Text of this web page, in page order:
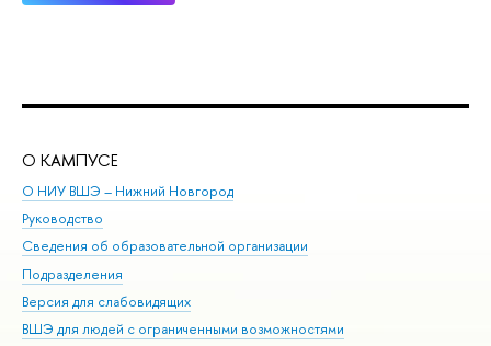
О КАМПУСЕ
О НИУ ВШЭ – Нижний Новгород
Руководство
Сведения об образовательной организации
Подразделения
Версия для слабовидящих
ВШЭ для людей с ограниченными возможностями